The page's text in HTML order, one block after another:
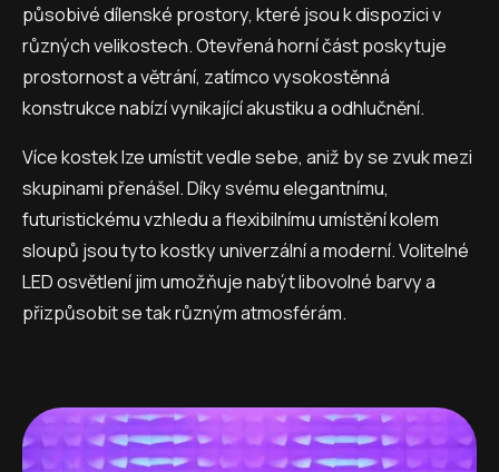
působivé dílenské prostory, které jsou k dispozici v
různých velikostech. Otevřená horní část poskytuje
prostornost a větrání, zatímco vysokostěnná
konstrukce nabízí vynikající akustiku a odhlučnění.
Více kostek lze umístit vedle sebe, aniž by se zvuk mezi
skupinami přenášel. Díky svému elegantnímu,
futuristickému vzhledu a flexibilnímu umístění kolem
sloupů jsou tyto kostky univerzální a moderní. Volitelné
LED osvětlení jim umožňuje nabýt libovolné barvy a
přizpůsobit se tak různým atmosférám.